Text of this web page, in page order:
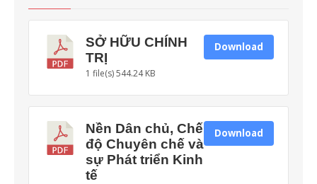
SỞ HỮU CHÍNH
TRỊ
1 file(s)544.24 KB
Download
Nền Dân chủ, Chế
độ Chuyên chế và
sự Phát triển Kinh
tế
Download